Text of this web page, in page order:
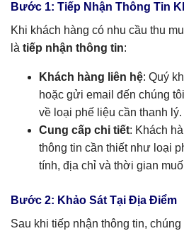
Bước 1: Tiếp Nhận Thông Tin
Khi khách hàng có nhu cầu thu
là tiếp nhận thông tin:
Khách hàng liên hệ: Quý
hoặc gửi email đến chúng
về loại phế liệu cần thanh lý.
Cung cấp chi tiết: Khách
thông tin cần thiết như loại
tính, địa chỉ và thời gian
Bước 2: Khảo Sát Tại Địa Điểm
Sau khi tiếp nhận thông tin,